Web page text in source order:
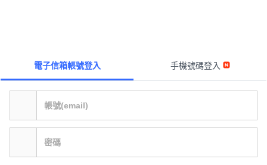
電子信箱帳號登入 手機號碼登入